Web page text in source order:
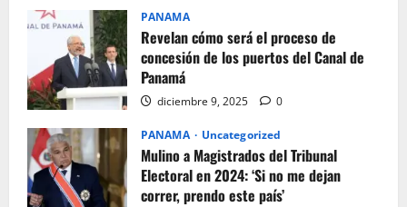
PANAMA
Revelan cómo será el proceso de
concesión de los puertos del Canal de
Panamá
diciembre 9, 2025 0
PANAMA Uncategorized
Mulino a Magistrados del Tribunal
Electoral en 2024: ‘Si no me dejan
correr, prendo este país’